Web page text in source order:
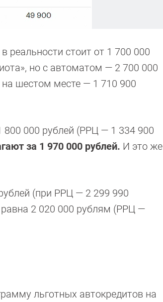
реальности стоит от 1 700 000
но с автоматом — 2 700 000
шестом месте — 1 710 900
800 000 рублей (РРЦ — 1 334 900
за 1 970 000 рублей. И это же
(при РРЦ — 2 299 990
равна 2 020 000 рублям (РРЦ —
льготных автокредитов на